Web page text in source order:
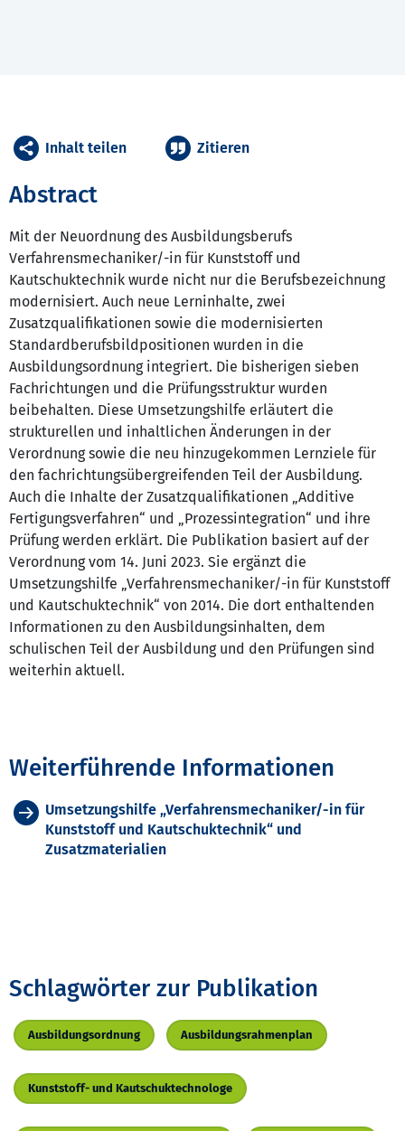
Abstract
Mit der Neuordnung des Ausbildungsberufs
Verfahrensmechaniker/-in für Kunststoff und
Kautschuktechnik wurde nicht nur die Berufsbezeichnung
modernisiert. Auch neue Lerninhalte, zwei
Zusatzqualifikationen sowie die modernisierten
Standardberufsbildpositionen wurden in die
Ausbildungsordnung integriert. Die bisherigen sieben
Fachrichtungen und die Prüfungsstruktur wurden
beibehalten. Diese Umsetzungshilfe erläutert die
strukturellen und inhaltlichen Änderungen in der
Verordnung sowie die neu hinzugekommen Lernziele für
den fachrichtungsübergreifenden Teil der Ausbildung.
Auch die Inhalte der Zusatzqualifikationen „Additive
Fertigungsverfahren“ und „Prozessintegration“ und ihre
Prüfung werden erklärt. Die Publikation basiert auf der
Verordnung vom 14. Juni 2023. Sie ergänzt die
Umsetzungshilfe „Verfahrensmechaniker/-in für Kunststoff
und Kautschuktechnik“ von 2014. Die dort enthaltenden
Informationen zu den Ausbildungsinhalten, dem
schulischen Teil der Ausbildung und den Prüfungen sind
weiterhin aktuell.
Inhalt teilen Zitieren
Weiterführende Informationen
Umsetzungshilfe „Verfahrensmechaniker/-in für
Kunststoff und Kautschuktechnik“ und
Zusatzmaterialien
Schlagwörter zur Publikation
Ausbildungsordnung Ausbildungsrahmenplan
Kunststoff- und Kautschuktechnologe